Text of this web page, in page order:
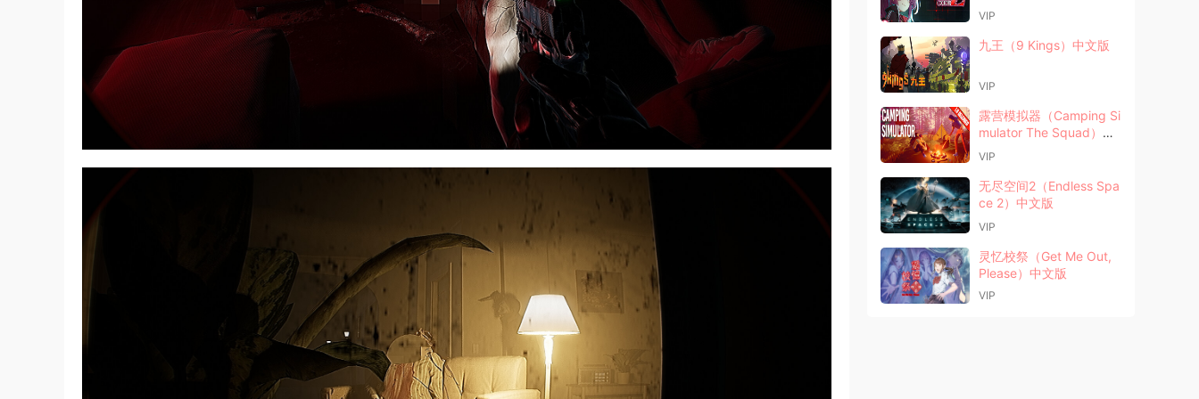
Z）中文版
VIP
九王（9 Kings）中文版
VIP
露营模拟器（Camping Si
mulator The Squad）中
文版
VIP
无尽空间2（Endless Spa
ce 2）中文版
VIP
灵忆校祭（Get Me Out,
Please）中文版
VIP